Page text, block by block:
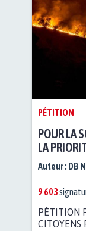
PÉTITION
POUR LA
LA
CITOYENS
Auteur : DB
9 603
PÉTITION
CITOYENS